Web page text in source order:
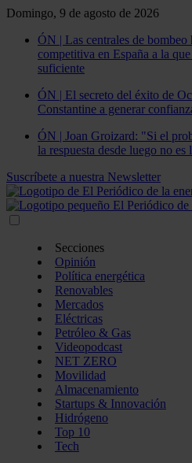
Domingo, 9 de agosto de 2026
ÓN | Las centrales de
competitiva en España a la
suficiente
ÓN | El secreto del éxito de
Constantine a generar
ÓN | Joan Groizard: "Si el
la respuesta desde luego no es
Suscríbete a nuestra Newsletter
Secciones
Opinión
Política energética
Renovables
Mercados
Eléctricas
Petróleo & Gas
Videopodcast
NET ZERO
Movilidad
Almacenamiento
Startups & Innovación
Hidrógeno
Top 10
Tech